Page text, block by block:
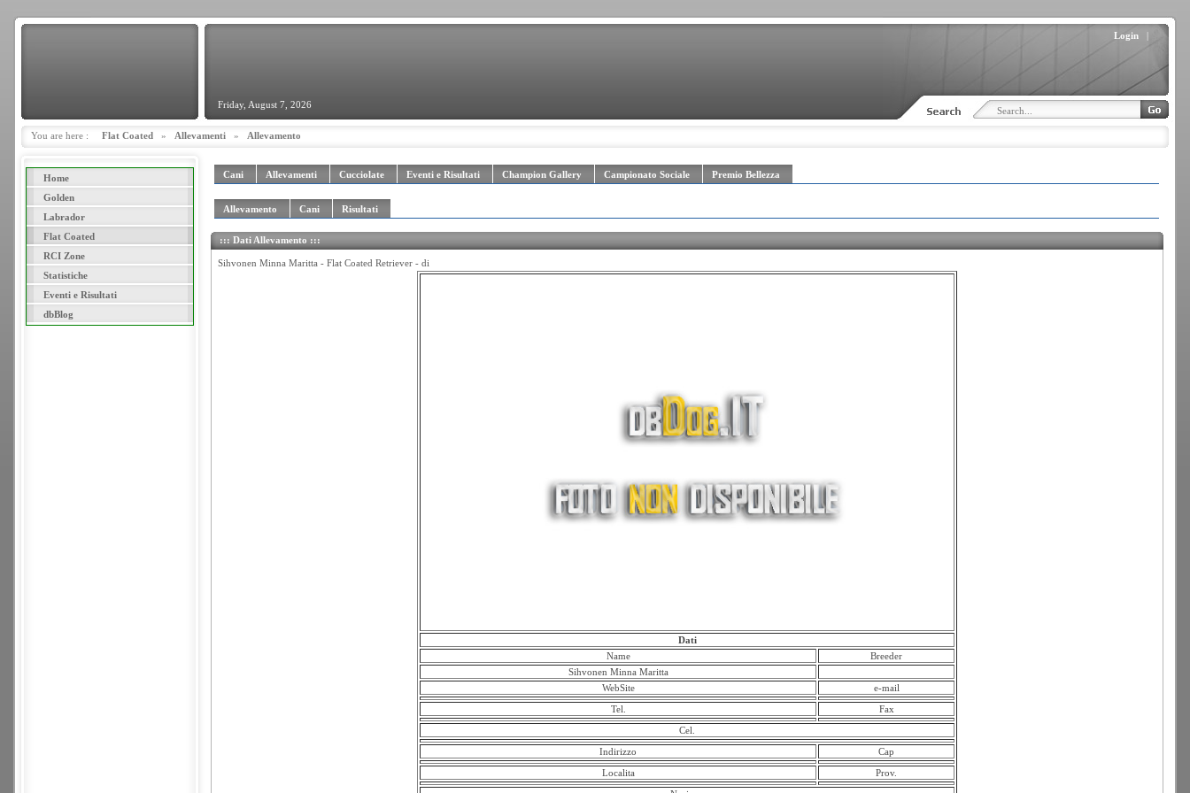
Login |
Friday, August 7, 2026
You are here : Flat Coated » Allevamenti » Allevamento
Home
Golden
Labrador
Flat Coated
RCI Zone
Statistiche
Eventi e Risultati
dbBlog
Cani Allevamenti Cucciolate Eventi e Risultati Champion Gallery Campionato Sociale Premio Bellezza
Allevamento Cani Risultati
::: Dati Allevamento :::
Sihvonen Minna Maritta - Flat Coated Retriever - di
Dati
Name
Breeder
Sihvonen Minna Maritta
WebSite
e-mail
Tel.
Fax
Cel.
Indirizzo
Cap
Localita
Prov.